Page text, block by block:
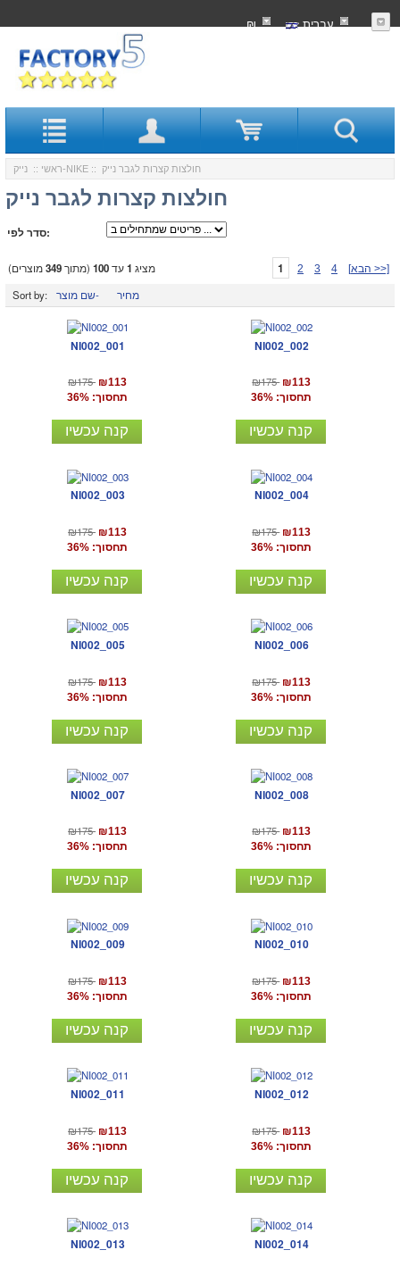
עִברִית ₪
ראשי :: נייק-NIKE :: חולצות קצרות לגבר נייק
חולצות קצרות לגבר נייק
סדר לפי:
מציג 1עד100 (מתוך349מוצרים) 1 2 3 4 [הבא >>]
Sort by: שם מוצר- מחיר
NI002_001
₪175 ₪113
תחסוך: 36%
קנה עכשיו
NI002_002
₪175 ₪113
תחסוך: 36%
קנה עכשיו
NI002_003
₪175 ₪113
תחסוך: 36%
קנה עכשיו
NI002_004
₪175 ₪113
תחסוך: 36%
קנה עכשיו
NI002_005
₪175 ₪113
תחסוך: 36%
קנה עכשיו
NI002_006
₪175 ₪113
תחסוך: 36%
קנה עכשיו
NI002_007
₪175 ₪113
תחסוך: 36%
קנה עכשיו
NI002_008
₪175 ₪113
תחסוך: 36%
קנה עכשיו
NI002_009
₪175 ₪113
תחסוך: 36%
קנה עכשיו
NI002_010
₪175 ₪113
תחסוך: 36%
קנה עכשיו
NI002_011
₪175 ₪113
תחסוך: 36%
קנה עכשיו
NI002_012
₪175 ₪113
תחסוך: 36%
קנה עכשיו
NI002_013 NI002_014